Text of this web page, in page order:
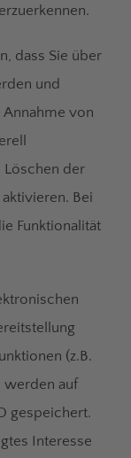
dass Sie über
und
von
Löschen der
Bei
Funktionalität
(z.B.
werden auf
gespeichert.
Interesse